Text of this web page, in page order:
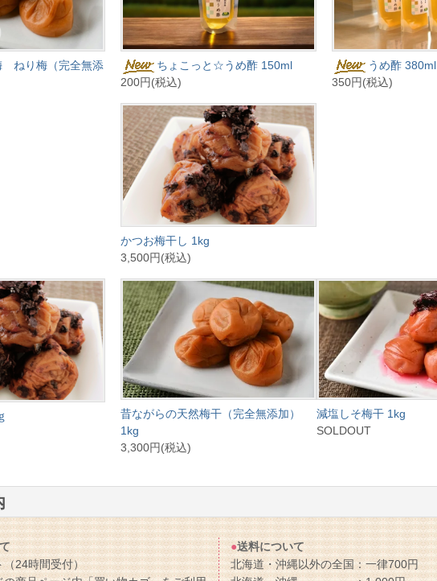
ねり梅（完全無添
ちょこっと☆うめ酢 150ml
200円(税込)
うめ酢 380ml
350円(税込)
かつお梅干し 1kg
3,500円(税込)
昔ながらの天然梅干（完全無添加）
1kg
3,300円(税込)
減塩しそ梅干 1kg
SOLDOUT
（24時間受付）
●送料について
北海道・沖縄以外の全国：一律700円